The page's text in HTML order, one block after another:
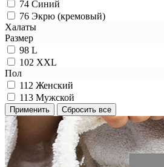
74 Синий
76 Экрю (кремовый)
Халаты
Размер
98 L
102 XXL
Пол
112 Женский
113 Мужской